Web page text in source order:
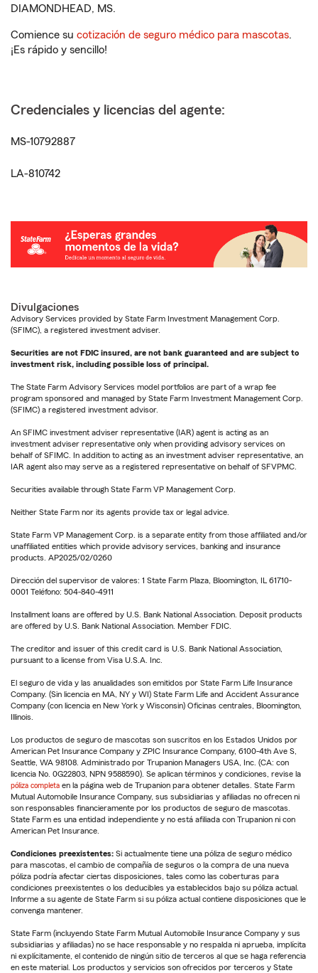
DIAMONDHEAD, MS.
Comience su cotización de seguro médico para mascotas.
¡Es rápido y sencillo!
Credenciales y licencias del agente:
MS-10792887
LA-810742
Divulgaciones
Advisory Services provided by State Farm Investment Management Corp.
(SFIMC), a registered investment adviser.
Securities are not FDIC insured, are not bank guaranteed and are subject to
investment risk, including possible loss of principal.
The State Farm Advisory Services model portfolios are part of a wrap fee
program sponsored and managed by State Farm Investment Management Corp.
(SFIMC) a registered investment advisor.
An SFIMC investment adviser representative (IAR) agent is acting as an
investment adviser representative only when providing advisory services on
behalf of SFIMC. In addition to acting as an investment adviser representative, an
IAR agent also may serve as a registered representative on behalf of SFVPMC.
Securities available through State Farm VP Management Corp.
Neither State Farm nor its agents provide tax or legal advice.
State Farm VP Management Corp. is a separate entity from those affiliated and/or
unaffiliated entities which provide advisory services, banking and insurance
products. AP2025/02/0260
Dirección del supervisor de valores: 1 State Farm Plaza, Bloomington, IL 61710-
0001 Teléfono: 504-840-4911
Installment loans are offered by U.S. Bank National Association. Deposit products
are offered by U.S. Bank National Association. Member FDIC.
The creditor and issuer of this credit card is U.S. Bank National Association,
pursuant to a license from Visa U.S.A. Inc.
El seguro de vida y las anualidades son emitidos por State Farm Life Insurance
Company. (Sin licencia en MA, NY y WI) State Farm Life and Accident Assurance
Company (con licencia en New York y Wisconsin) Oficinas centrales, Bloomington,
Illinois.
Los productos de seguro de mascotas son suscritos en los Estados Unidos por
American Pet Insurance Company y ZPIC Insurance Company, 6100-4th Ave S,
Seattle, WA 98108. Administrado por Trupanion Managers USA, Inc. (CA: con
licencia No. 0G22803, NPN 9588590). Se aplican términos y condiciones, revise la
póliza completa en la página web de Trupanion para obtener detalles. State Farm
Mutual Automobile Insurance Company, sus subsidiarias y afiliadas no ofrecen ni
son responsables financieramente por los productos de seguro de mascotas.
State Farm es una entidad independiente y no está afiliada con Trupanion ni con
American Pet Insurance.
Condiciones preexistentes: Si actualmente tiene una póliza de seguro médico
para mascotas, el cambio de compañía de seguros o la compra de una nueva
póliza podría afectar ciertas disposiciones, tales como las coberturas para
condiciones preexistentes o los deducibles ya establecidos bajo su póliza actual.
Informe a su agente de State Farm si su póliza actual contiene disposiciones que le
convenga mantener.
State Farm (incluyendo State Farm Mutual Automobile Insurance Company y sus
subsidiarias y afiliadas) no se hace responsable y no respalda ni aprueba, implícita
ni explícitamente, el contenido de ningún sitio de terceros al que se haga referencia
en este material. Los productos y servicios son ofrecidos por terceros y State